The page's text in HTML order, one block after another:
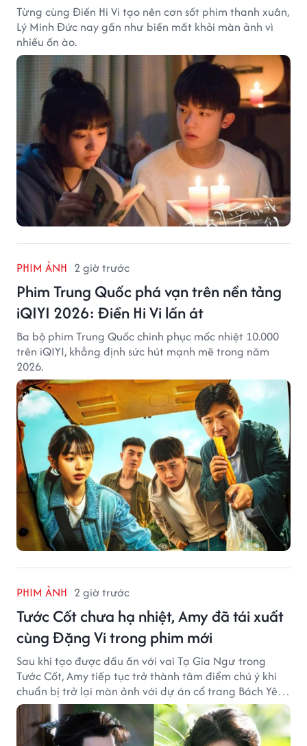
Từng cùng Điền Hi Vi tạo nên cơn sốt phim thanh xuân,
Lý Minh Đức nay gần như biến mất khỏi màn ảnh vì
nhiều ồn ào.
PHIM ẢNH 2 giờ trước
Phim Trung Quốc phá vạn trên nền tảng
iQIYI 2026: Điền Hi Vi lấn át
Ba bộ phim Trung Quốc chinh phục mốc nhiệt 10.000
trên iQIYI, khẳng định sức hút mạnh mẽ trong năm
2026.
PHIM ẢNH 2 giờ trước
Tước Cốt chưa hạ nhiệt, Amy đã tái xuất
cùng Đặng Vi trong phim mới
Sau khi tạo được dấu ấn với vai Tạ Gia Ngư trong
Tước Cốt, Amy tiếp tục trở thành tâm điểm chú ý khi
chuẩn bị trở lại màn ảnh với dự án cổ trang Bách Yêu
Phổ.